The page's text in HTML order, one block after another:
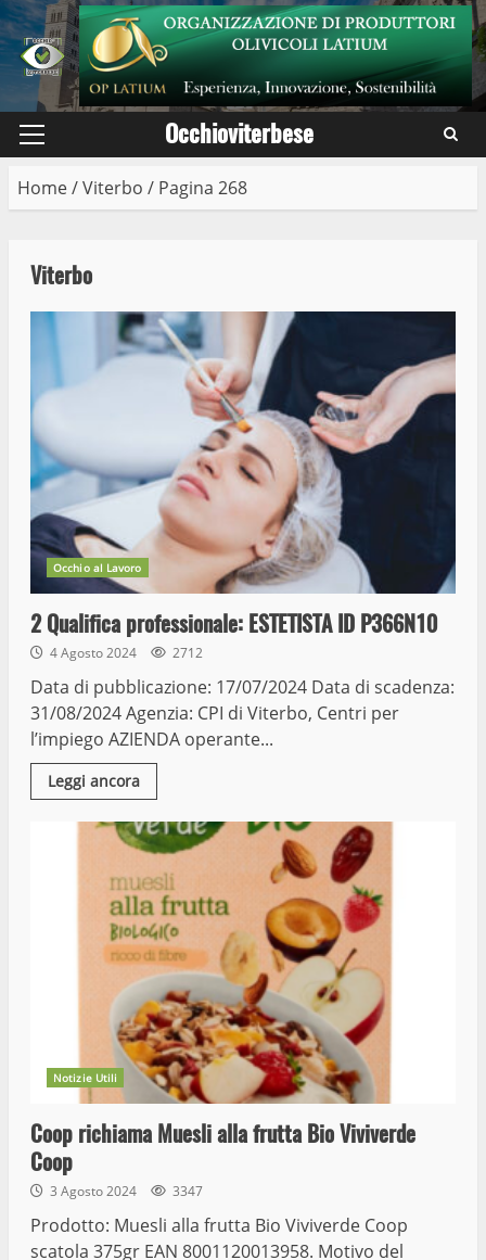
Skip
to
content
Primary
Occhioviterbese
Home/Viterbo / Pagina 268
Viterbo
Occhio al Lavoro
2 Qualifica professionale: ESTETISTA ID P366N10
4 Agosto 2024 2712
Data di pubblicazione: 17/07/2024 Data di scadenza:
31/08/2024 Agenzia: CPI di Viterbo, Centri per
l’impiego AZIENDA operante...
Leggi ancora
Notizie Utili
Coop richiama Muesli alla frutta Bio Viviverde
Coop
3 Agosto 2024 3347
Prodotto: Muesli alla frutta Bio Viviverde Coop
scatola 375gr EAN 8001120013958. Motivo del